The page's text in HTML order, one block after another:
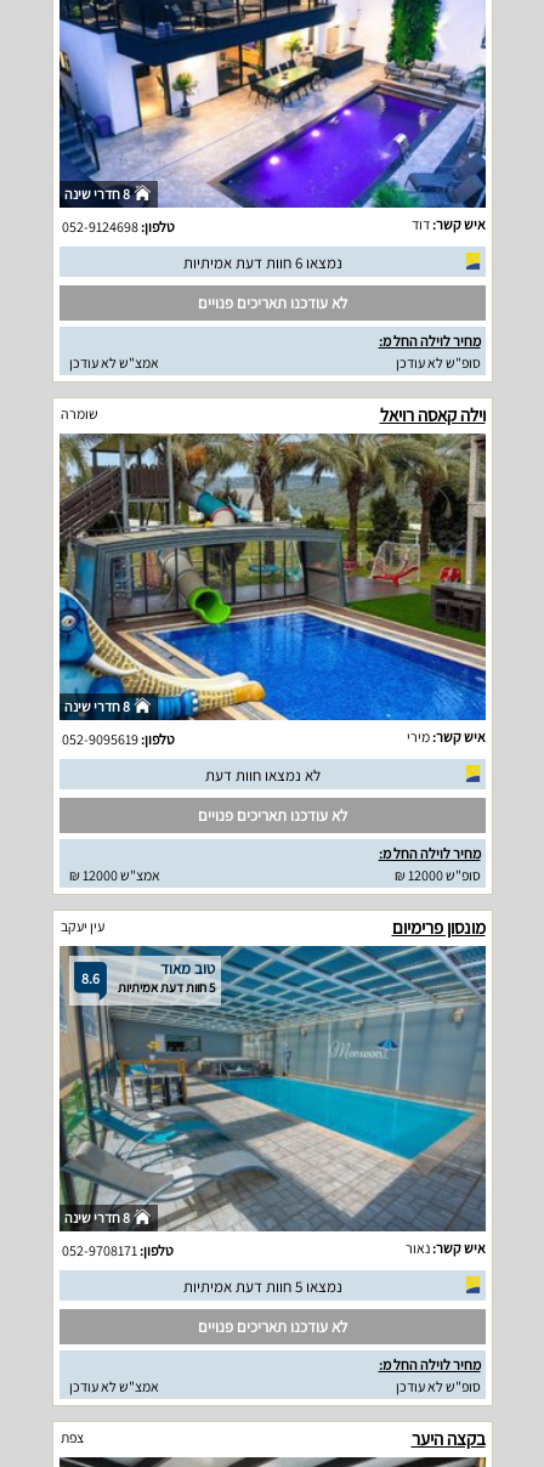
8 חדרי שינה
איש קשר:דוד טלפון:052-9124698
נמצאו 6 חוות דעת אמיתיות
לא עודכנו תאריכים פנויים
מחיר לוילה החל מ:
סופ"ש לא עודכן
אמצ"ש לא עודכן
וילה קאסה רויאל שומרה
8 חדרי שינה
איש קשר:מירי טלפון:052-9095619
לא נמצאו חוות דעת
לא עודכנו תאריכים פנויים
מחיר לוילה החל מ:
סופ"ש 12000 ₪
אמצ"ש 12000 ₪
מונסון פרימיום עין יעקב
8.6 טוב מאוד
5 חוות דעת אמיתיות
8 חדרי שינה
איש קשר:נאור טלפון:052-9708171
נמצאו 5 חוות דעת אמיתיות
לא עודכנו תאריכים פנויים
מחיר לוילה החל מ:
סופ"ש לא עודכן
אמצ"ש לא עודכן
בקצה היער צפת